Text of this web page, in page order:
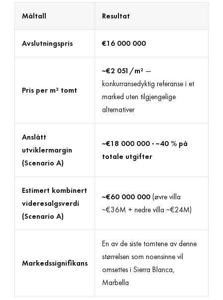
Måltall Resultat
Avslutningspris €16 000 000
Pris per m² tomt
~€2 051/m² —
konkurransedyktig referanse i et
marked uten tilgjengelige
alternativer
Anslått
utviklermargin
(Scenario A)
~€18 000 000 · ~40 % på
totale utgifter
Estimert kombinert
videresalgsverdi
(Scenario A)
~€60 000 000 (øvre villa
~€36M + nedre villa ~€24M)
Markedssignifikans
En av de siste tomtene av denne
størrelsen som noensinne vil
omsettes i Sierra Blanca,
Marbella